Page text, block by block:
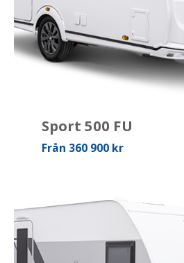
Sport 500 FU
Från 360 900 kr